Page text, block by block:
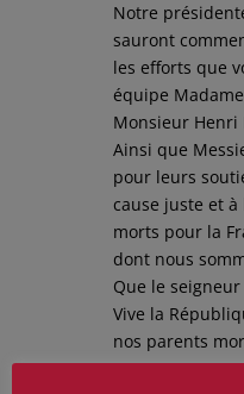
Notre
sauront
les efforts que
équipe
Monsieur Henri
Ainsi que
pour leurs
cause juste et
morts pour la
dont nous
Que le
Vive la
nos parents